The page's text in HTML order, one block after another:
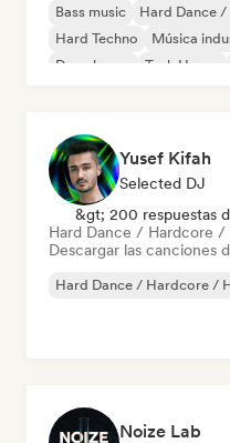
Bass music
Hard Dance
Hard Techno
Música
Deep house
Tech House
Yusef Kifah
Selected DJ
&gt; 200 respuestas
Hard Dance / Hardcore /
Descargar las canciones
Hard Dance / Hardcore /
Noize Lab